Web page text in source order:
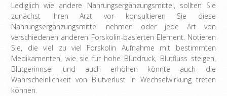
Lediglich wie andere Nahrungsergänzungsmittel, sollten Sie
zunächst Ihren Arzt vor konsultieren Sie diese
Nahrungsergänzungsmittel nehmen oder jede Art von
verschiedenen anderen Forskolin-basierten Element. Notieren
Sie, die viel zu viel Forskolin Aufnahme mit bestimmten
Medikamenten, wie sie für hohe Blutdruck, Blutfluss steigen,
Blutgerinnsel und auch erhöhen könnte auch die
Wahrscheinlichkeit von Blutverlust in Wechselwirkung treten
können.